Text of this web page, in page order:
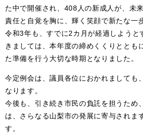
た中で開催され、408人の新成人が、未
責任と自覚を胸に、輝く笑顔で新たな一
令和3年も、すでに2カ月が経過しようと
きましては、本年度の締めくくりととも
た準備を行う大切な時期となりました。
今定例会は、議員各位におかれましても
なります。
今後も、引き続き市民の負託を担うため
は、さらなる山梨市の発展に寄与されま
す。